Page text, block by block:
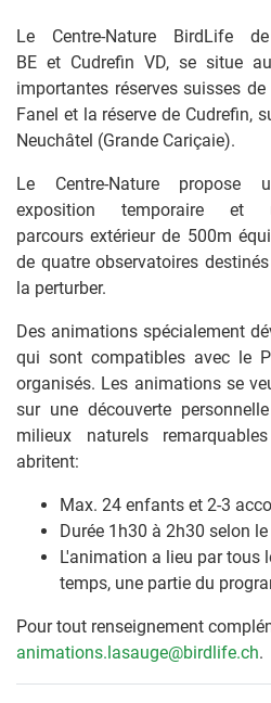
Le Centre-Nature BirdLife
BE et Cudrefin VD, se situe
importantes réserves suisses
Fanel et la réserve de Cudrefin,
Neuchâtel (Grande Cariçaie).
Le Centre-Nature propose
exposition temporaire et
parcours extérieur de 500m
de quatre observatoires
la perturber.
Des animations spécialement
qui sont compatibles avec le
organisés. Les animations se
sur une découverte
milieux naturels
abritent:
Max. 24 enfants et 2-3
Durée 1h30 à 2h30 selon
L'animation a lieu par tous
temps, une partie du
Pour tout renseignement
animations.lasauge@birdlife.ch.